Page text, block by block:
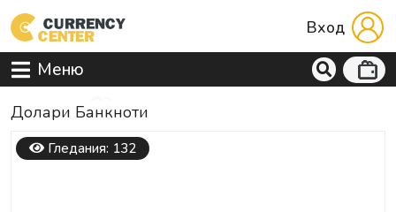
Вход
Меню
Долари Банкноти
Гледания: 132